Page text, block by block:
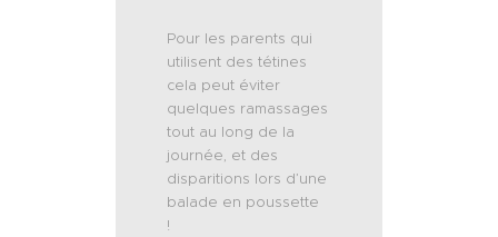
Pour les parents qui
utilisent des tétines
cela peut éviter
quelques ramassages
tout au long de la
journée, et des
disparitions lors d’une
balade en poussette
!